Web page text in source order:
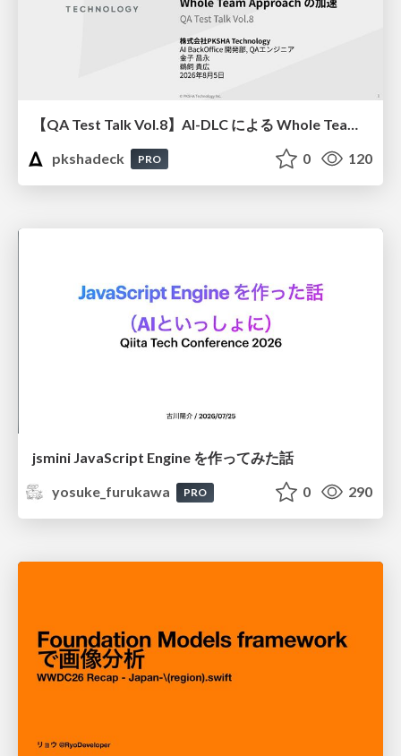
pkshadeck
PRO 0 120
jsmini JavaScript Engine を作ってみた話
yosuke_furukawa
PRO 0 290